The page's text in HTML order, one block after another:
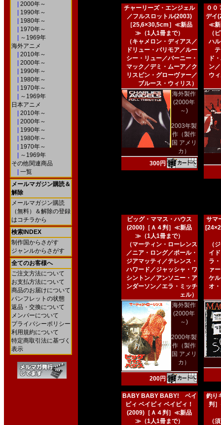
2000年～
1990年～
1980年～
1970年～
～1969年
海外アニメ
2010年～
2000年～
1990年～
1980年～
1970年～
～1969年
日本アニメ
2010年～
2000年～
1990年～
1980年～
1970年～
～1969年
その他関連商品
一覧
メールマガジン購読＆
解除
メールマガジン購読
（無料）＆解除の登録
はコチラから
検索INDEX
制作国からさがす
ジャンルからさがす
全てのお客様へ
ご注文方法について
お支払方法について
商品のお届けについて
パンフレットの状態
返品・交換について
メンバーについて
プライバシーポリシー
利用規約について
特定商取引法に基づく
表示
チャーリーズ・エンジェル
／フルスロットル(2003)
［25,6×30,5cm］≪新品
≫（1人1冊まで）
（キャメロン・ディアス／
ドリュー・バリモア／ルー
シー・リュー／バーニー・
マック／デミ・ムーア／ク
リスピン・グローヴァー／
ブルース・ウィリス）
海外製作
(2000年
～)
2003年製
作（製作
国 アメリ
カ）
300円
００
デイ
≪新
（
ハ
ド
ン
ウ
ビッグ・ママス・ハウス
(2000)［Ａ４判］≪新品
≫（1人1冊まで）
（マーティン・ローレンス
／ニア・ロング／ポール・
ジアマッティ／テレンス・
ハワード／ジャッシャ・ワ
シントン／アンソニー・ア
ンダーソン／エラ・ミッチ
ェル）
海外製作
(2000年
～)
2000年製
作（製作
国 アメリ
カ）
200円
サマ
（
イ
ラ
ァ
ケ
オ
BABY BABY BABY! ベイ
ビィ ベイビィ ベイビィ！
(2009)［Ａ４判］≪新品
≫（1人1冊まで）
釣り
判
（